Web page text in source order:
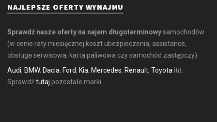
NAJLEPSZE OFERTY WYNAJMU
Sprawdź nasze oferty na najem długoterminowysamochodów
(w cenie raty miesięcznej koszt ubezpieczenia, assistance,
obsługa serwisowa, karta paliwowa czy samochód zastępczy):
Audi, BMW, Dacia, Ford, Kia, Mercedes, Renault, Toyota itd.
Sprawdź tutaj pozostałe marki.